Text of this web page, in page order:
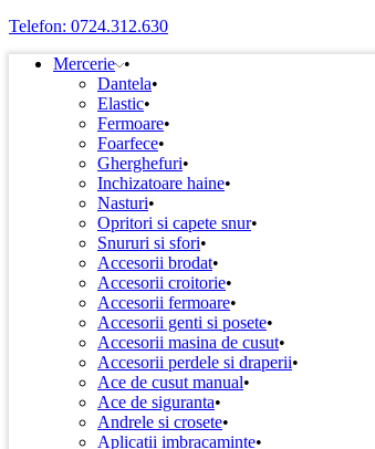
Telefon: 0724.312.630
Mercerie
Dantela
Elastic
Fermoare
Foarfece
Gherghefuri
Inchizatoare haine
Nasturi
Opritori si capete snur
Snururi si sfori
Accesorii brodat
Accesorii croitorie
Accesorii fermoare
Accesorii genti si posete
Accesorii masina de cusut
Accesorii perdele si draperii
Ace de cusut manual
Ace de siguranta
Andrele si crosete
Aplicatii imbracaminte